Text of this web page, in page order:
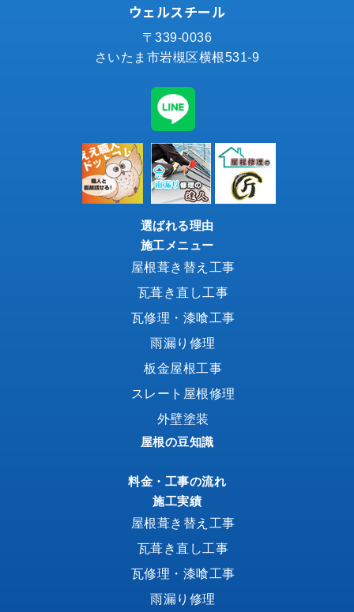
ウェルスチール
〒339-0036
さいたま市岩槻区横根531-9
選ばれる理由
施工メニュー
屋根葺き替え工事
瓦葺き直し工事
瓦修理・漆喰工事
雨漏り修理
板金屋根工事
スレート屋根修理
外壁塗装
屋根の豆知識
料金・工事の流れ
施工実績
屋根葺き替え工事
瓦葺き直し工事
瓦修理・漆喰工事
雨漏り修理